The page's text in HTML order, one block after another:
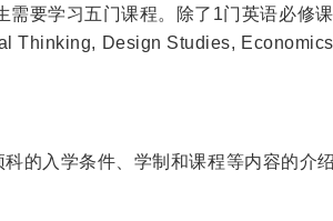
需要学习五门课程。除了1门英语必修
Thinking, Design Studies,
的入学条件、学制和课程等内容的介